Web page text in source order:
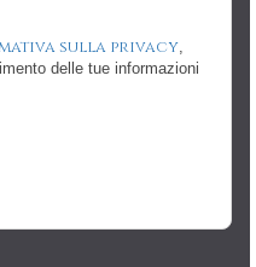
sulla privacy,
delle tue informazioni